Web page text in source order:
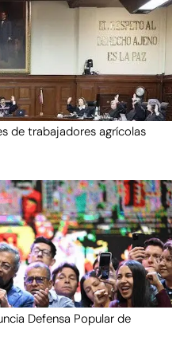
de trabajadores agrícolas
Defensa Popular de